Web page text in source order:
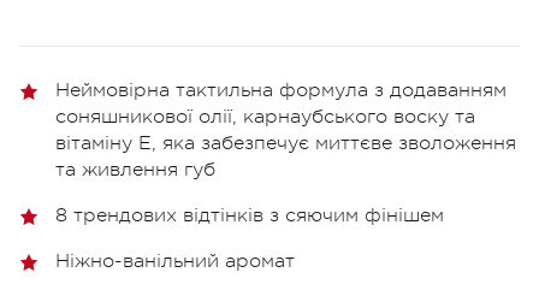
Неймовірна тактильна формула з додаванням
соняшникової олії, карнаубського воску та
вітаміну Е, яка забезпечує миттєве зволоження
та живлення губ
8 трендових відтінків з сяючим фінішем
Ніжно-ванільний аромат